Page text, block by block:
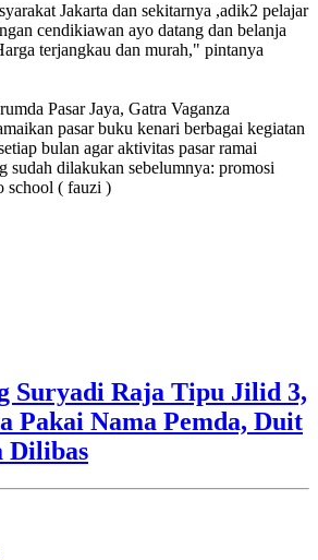
Jakarta dan sekitarnya ,adik2 pelajar
cendikiawan ayo datang dan belanja
terjangkau dan murah," pintanya
Pasar Jaya, Gatra Vaganza
pasar buku kenari berbagai kegiatan
bulan agar aktivitas pasar ramai
sudah dilakukan sebelumnya: promosi
school ( fauzi )
Suryadi Raja Tipu Jilid 3,
Pakai Nama Pemda, Duit
Dilibas